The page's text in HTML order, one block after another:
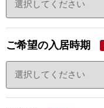
ご希望の入居時期